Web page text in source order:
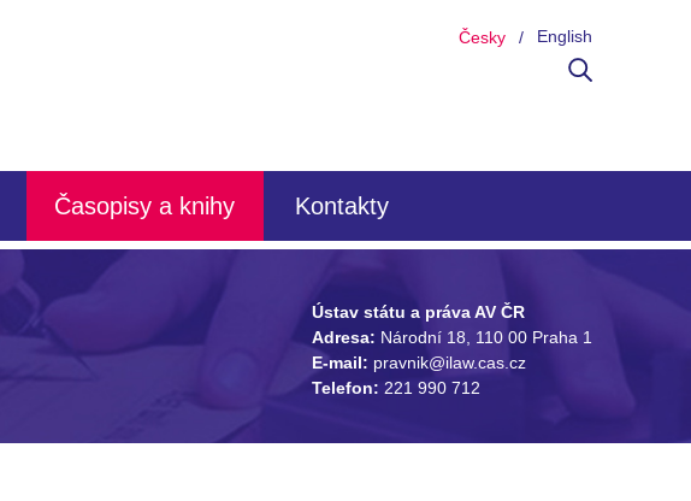
Česky English
Časopisy a knihy Kontakty
Ústav státu a práva AV ČR
Adresa: Národní 18, 110 00 Praha 1
E-mail: pravnik@ilaw.cas.cz
Telefon: 221 990 712